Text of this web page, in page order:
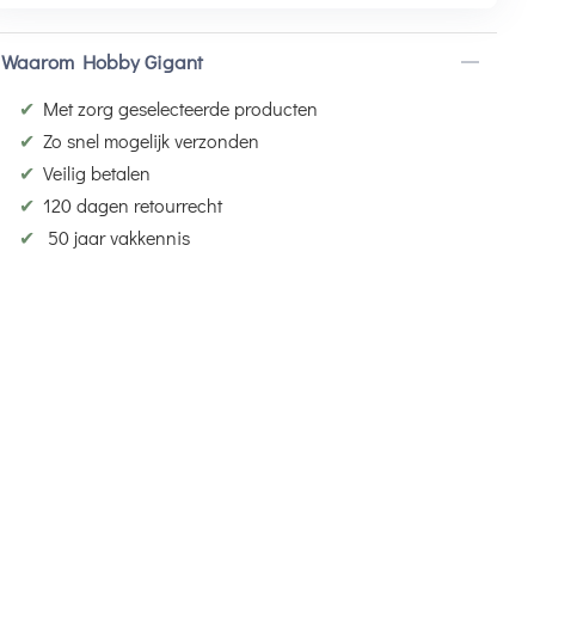
Waarom Hobby Gigant
✔ Met zorg geselecteerde producten
✔ Zo snel mogelijk verzonden
✔ Veilig betalen
✔ 120 dagen retourrecht
✔
50 jaar vakkennis